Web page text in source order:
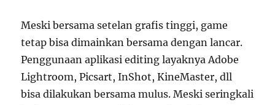
Meski bersama setelan grafis tinggi, game
tetap bisa dimainkan bersama dengan lancar.
Penggunaan aplikasi editing layaknya Adobe
Lightroom, Picsart, InShot, KineMaster, dll
bisa dilakukan bersama mulus. Meski seringkali